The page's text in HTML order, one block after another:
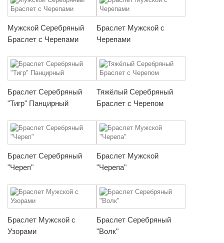
Мужской Серебряный
Браслет с Черепами
Браслет Мужской с
Черепами
Браслет Серебряный
"Тигр" Панцирный
Тяжёлый Серебряный
Браслет с Черепом
Браслет Серебряный
"Череп"
Браслет Мужской
"Черепа"
Браслет Мужской с
Узорами
Браслет Серебряный
"Волк"